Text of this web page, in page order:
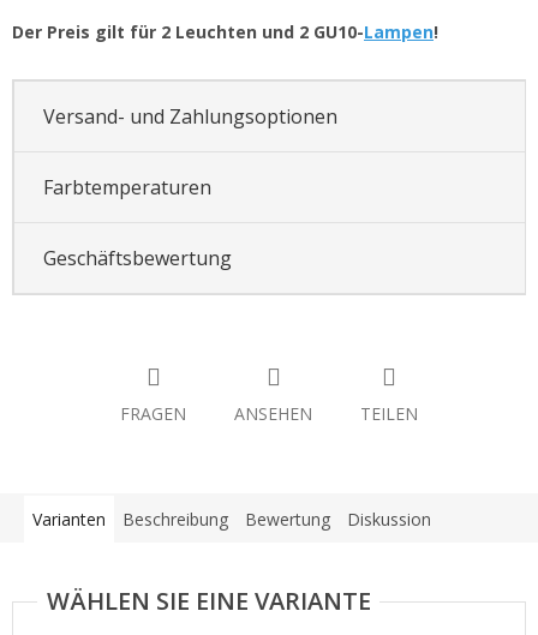
Der Preis gilt für 2 Leuchten und 2 GU10-Lampen!
Versand- und Zahlungsoptionen
Farbtemperaturen
Geschäftsbewertung
FRAGEN ANSEHEN TEILEN
Varianten Beschreibung Bewertung Diskussion